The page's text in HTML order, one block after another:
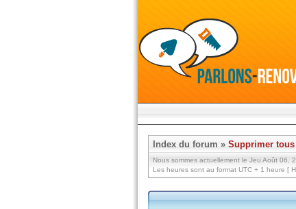
Index du forum » Supprimer
Nous sommes actuellement le Jeu Août 06,
Les heures sont au format UTC + 1 heure [